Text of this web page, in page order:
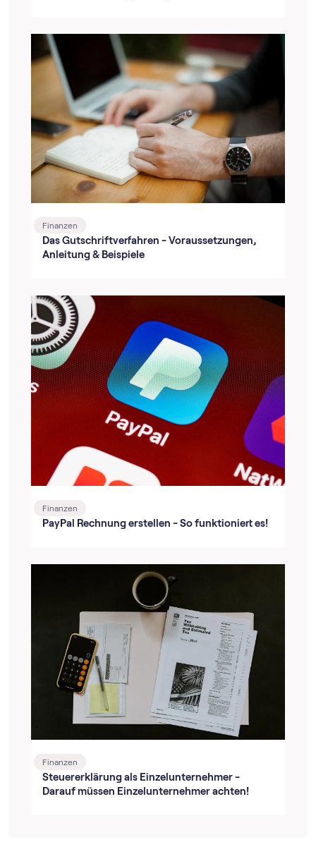
Finanzen
Das Gutschriftverfahren - Voraussetzungen,
Anleitung & Beispiele
Finanzen
PayPal Rechnung erstellen - So funktioniert es!
Finanzen
Steuererklärung als Einzelunternehmer -
Darauf müssen Einzelunternehmer achten!